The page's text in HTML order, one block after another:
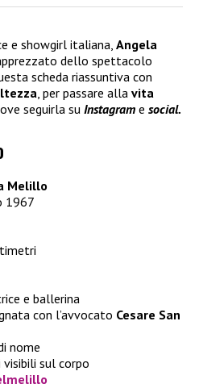
e showgirl italiana, Angela
dello spettacolo
scheda riassuntiva con
, per passare alla vita
seguirla suInstagram e social.
Melillo
1967
e ballerina
con l’avvocato Cesare San
nome
sul corpo